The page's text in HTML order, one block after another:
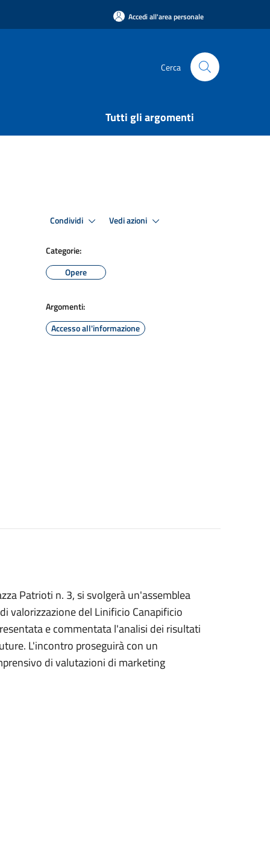
Accedi all'area personale
Cerca
Tutti gli argomenti
Condividi Vedi azioni
Categorie:
Opere
Argomenti:
Accesso all'informazione
Patrioti n. 3, sisvolgerà un'assemblea
di valorizzazionedel Linificio Canapificio
esentatae commentatal'analisi dei risultati
. L'incontro proseguiràcon un
sivo divalutazioni di marketing